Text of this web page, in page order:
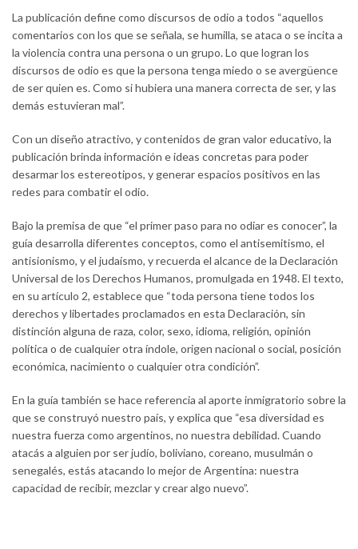
La publicación define como discursos de odio a todos “aquellos
comentarios con los que se señala, se humilla, se ataca o se incita a
la violencia contra una persona o un grupo. Lo que logran los
discursos de odio es que la persona tenga miedo o se avergüence
de ser quien es. Como si hubiera una manera correcta de ser, y las
demás estuvieran mal”.
Con un diseño atractivo, y contenidos de gran valor educativo, la
publicación brinda información e ideas concretas para poder
desarmar los estereotipos, y generar espacios positivos en las
redes para combatir el odio.
Bajo la premisa de que “el primer paso para no odiar es conocer”, la
guía desarrolla diferentes conceptos, como el antisemitismo, el
antisionismo, y el judaísmo, y recuerda el alcance de la Declaración
Universal de los Derechos Humanos, promulgada en 1948. El texto,
en su artículo 2, establece que “toda persona tiene todos los
derechos y libertades proclamados en esta Declaración, sin
distinción alguna de raza, color, sexo, idioma, religión, opinión
política o de cualquier otra índole, origen nacional o social, posición
económica, nacimiento o cualquier otra condición”.
En la guía también se hace referencia al aporte inmigratorio sobre la
que se construyó nuestro país, y explica que “esa diversidad es
nuestra fuerza como argentinos, no nuestra debilidad. Cuando
atacás a alguien por ser judío, boliviano, coreano, musulmán o
senegalés, estás atacando lo mejor de Argentina: nuestra
capacidad de recibir, mezclar y crear algo nuevo”.